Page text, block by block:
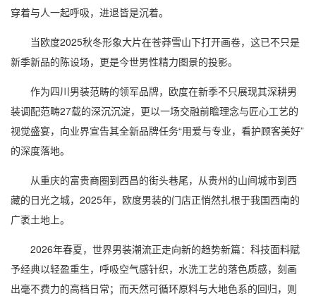
穿着与人一起呼吸，进退皆是沉着。
当欧度2025秋冬形象大片在苍莽雪山下打开画卷，这已不只是
新季新品的陈设场，更是今世男性精力图景的投影。
作为四川男装范畴的领军品牌，欧度在新季不只展现其深耕男
装调配范畴27载的深沉沉淀，更以一场交融前瞻理念与匠心工艺的
视觉盛宴，向业界宣告其全新品牌任务“用爱与专业，看护顾客美好”
的深度落地。
从重庆的富贵商圈到西昌的街头巷尾，从贵州的山间城市到西
藏的日光之城，2025年，欧度男装的门店正悄然扎根于我国西南的
广袤土地上。
2026年春夏，世界男装潮流正走向新的趋势新篇：科技面料赋
予经典以轻盈重生，呼吸空气感针织，水洗工艺的落色质感，刻画
出毫不费力的高档日常；而天然可循环原料与大地色系的回归，则